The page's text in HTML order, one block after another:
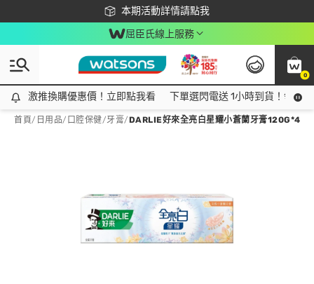
本期活動詳情請點我
下載app最高回饋$350
屈臣氏線上服務
0
激推換購優惠價！立即點我看
激推換購優惠價！立即點我看 下單選閃電送 1小時到貨！領神
首頁/ 日用品/ 口腔保健/牙膏/DARLIE好來全亮白星耀小蒼蘭牙膏120G*4